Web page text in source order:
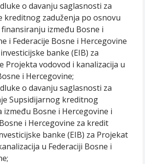
o davanju saglasnosti za
kreditnog zaduženja po osnovu
između Bosne i
i Federacije Bosne i Hercegovine
banke (EIB) za
Projekta vodovod i kanalizacija u
i Hercegovine;
o davanju saglasnosti za
Supsidijarnog kreditnog
između Bosne i Hercegovine i
i Hercegovine za kredit
banke (EIB) za Projekat
u Federaciji Bosne i